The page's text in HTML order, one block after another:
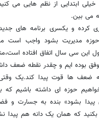
خیلی ابتدایی از نظم هایی
می بین.
کرده و یکسری برنامه های جدید
مدیریت بشود واجب است
این سی سال اتفاق افتاده
بوده ایم و چقدر نقطه ضعف
ضعف ها قوت پیدا کند.یک
حوزه ای داشته باشیم
پیدا بشود» بنده به جسارت و
که همان یک دانه هم پیدا